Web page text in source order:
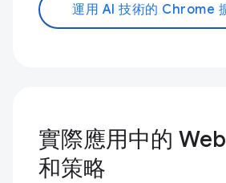
運用 AI 技術的 Chrome
實際應用中的
和策略